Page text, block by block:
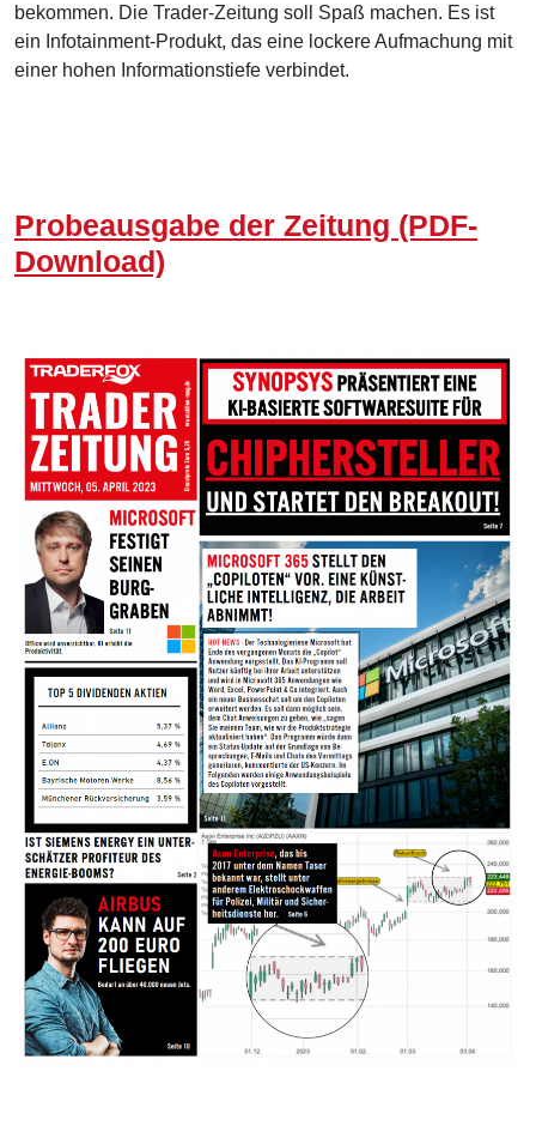
bekommen. Die Trader-Zeitung soll Spaß machen. Es ist
ein Infotainment-Produkt, das eine lockere Aufmachung mit
einer hohen Informationstiefe verbindet.
Probeausgabe der Zeitung (PDF-
Download)